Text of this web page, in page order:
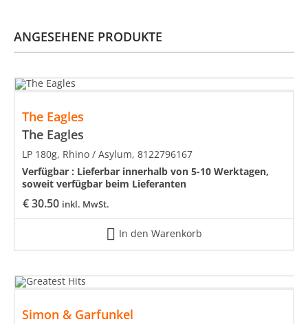
ANGESEHENE PRODUKTE
The Eagles
The Eagles
€30.50 inkl. MwSt.
LP 180g, Rhino / Asylum, 8122796167
Verfügbar : Lieferbar innerhalb von 5-10 Werktagen,
soweit verfügbar beim Lieferanten
In den Warenkorb
Simon & Garfunkel